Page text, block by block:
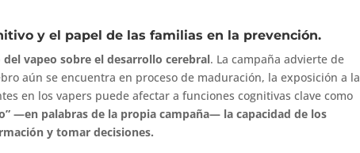
y el papel de las familias en la prevención.
vapeo sobre el desarrollo cerebral. La campaña advierte de
aún se encuentra en proceso de maduración, la exposición a la
en los vapers puede afectar a funciones cognitivas clave como
—en palabras de la propia campaña— la capacidad de los
y tomar decisiones.